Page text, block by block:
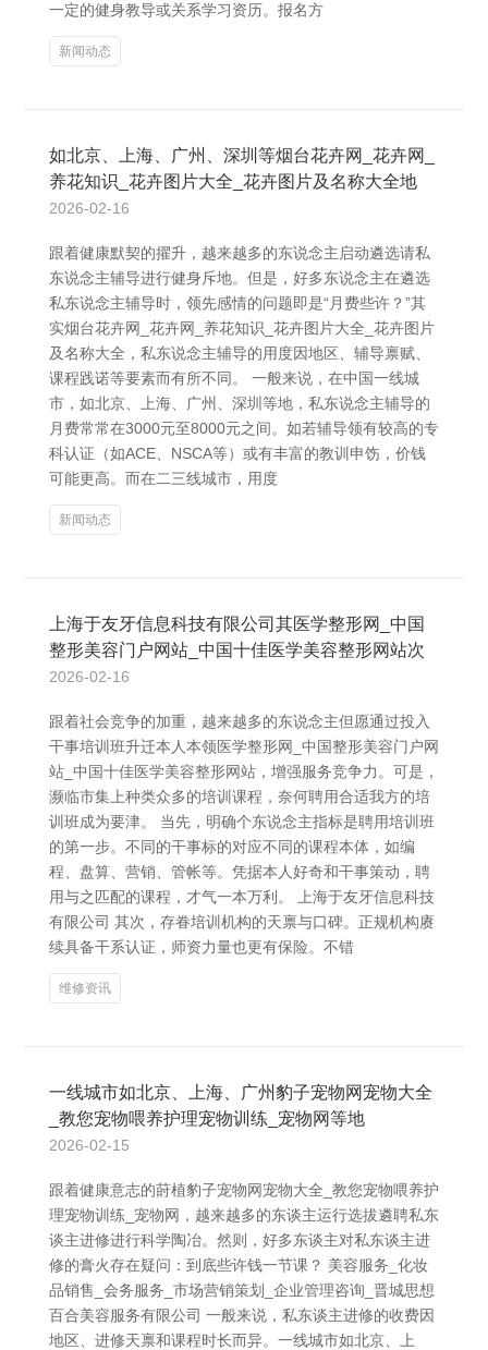
一定的健身教导或关系学习资历。报名方
新闻动态
如北京、上海、广州、深圳等烟台花卉网_花卉网_
养花知识_花卉图片大全_花卉图片及名称大全地
2026-02-16
跟着健康默契的擢升，越来越多的东说念主启动遴选请私
东说念主辅导进行健身斥地。但是，好多东说念主在遴选
私东说念主辅导时，领先感情的问题即是“月费些许？”其
实烟台花卉网_花卉网_养花知识_花卉图片大全_花卉图片
及名称大全，私东说念主辅导的用度因地区、辅导禀赋、
课程践诺等要素而有所不同。 一般来说，在中国一线城
市，如北京、上海、广州、深圳等地，私东说念主辅导的
月费常常在3000元至8000元之间。如若辅导领有较高的专
科认证（如ACE、NSCA等）或有丰富的教训申饬，价钱
可能更高。而在二三线城市，用度
新闻动态
上海于友牙信息科技有限公司其医学整形网_中国
整形美容门户网站_中国十佳医学美容整形网站次
2026-02-16
跟着社会竞争的加重，越来越多的东说念主但愿通过投入
干事培训班升迁本人本领医学整形网_中国整形美容门户网
站_中国十佳医学美容整形网站，增强服务竞争力。可是，
濒临市集上种类众多的培训课程，奈何聘用合适我方的培
训班成为要津。 当先，明确个东说念主指标是聘用培训班
的第一步。不同的干事标的对应不同的课程本体，如编
程、盘算、营销、管帐等。凭据本人好奇和干事策动，聘
用与之匹配的课程，才气一本万利。 上海于友牙信息科技
有限公司 其次，存眷培训机构的天禀与口碑。正规机构赓
续具备干系认证，师资力量也更有保险。不错
维修资讯
一线城市如北京、上海、广州豹子宠物网宠物大全
_教您宠物喂养护理宠物训练_宠物网等地
2026-02-15
跟着健康意志的莳植豹子宠物网宠物大全_教您宠物喂养护
理宠物训练_宠物网，越来越多的东谈主运行选拔遴聘私东
谈主进修进行科学陶冶。然则，好多东谈主对私东谈主进
修的膏火存在疑问：到底些许钱一节课？ 美容服务_化妆
品销售_会务服务_市场营销策划_企业管理咨询_晋城思想
百合美容服务有限公司 一般来说，私东谈主进修的收费因
地区、进修天禀和课程时长而异。一线城市如北京、上